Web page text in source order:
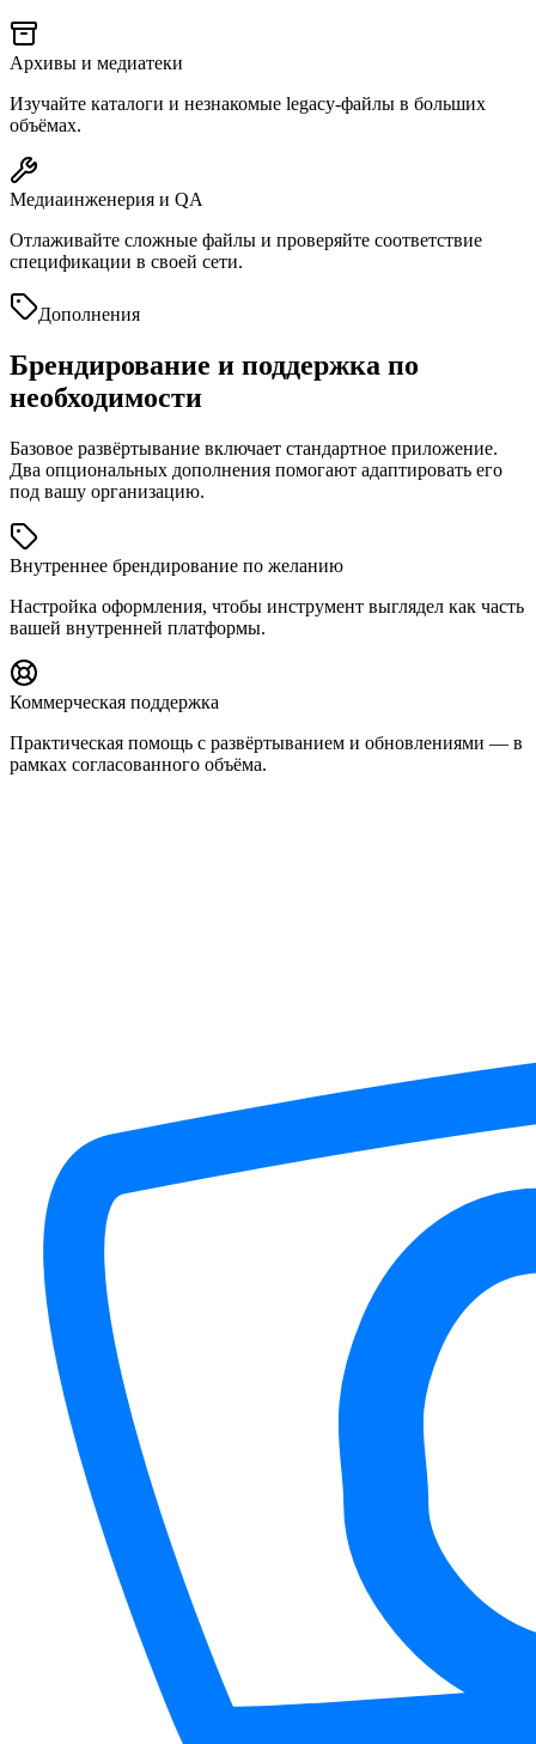
Архивы и медиатеки
Изучайте каталоги и незнакомые legacy-файлы в больших
объёмах.
Медиаинженерия и QA
Отлаживайте сложные файлы и проверяйте соответствие
спецификации в своей сети.
Дополнения
Брендирование и поддержка по
необходимости
Базовое развёртывание включает стандартное приложение.
Два опциональных дополнения помогают адаптировать его
под вашу организацию.
Внутреннее брендирование по желанию
Настройка оформления, чтобы инструмент выглядел как часть
вашей внутренней платформы.
Коммерческая поддержка
Практическая помощь с развёртыванием и обновлениями — в
рамках согласованного объёма.